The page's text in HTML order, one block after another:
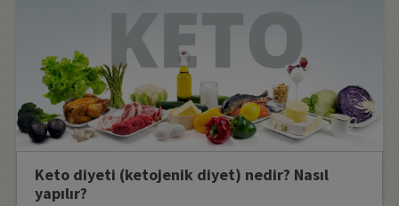
Keto diyeti (ketojenik diyet) nedir? Nasıl
yapılır?